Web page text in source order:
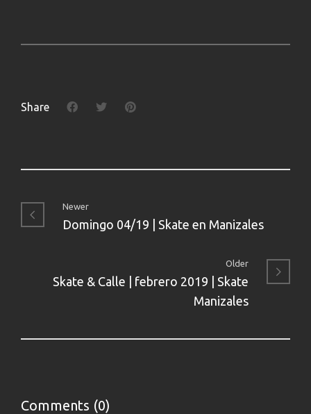
Share
Newer
Domingo 04/19 | Skate en Manizales
Older
Skate & Calle | febrero 2019 | Skate
Manizales
Comments (0)